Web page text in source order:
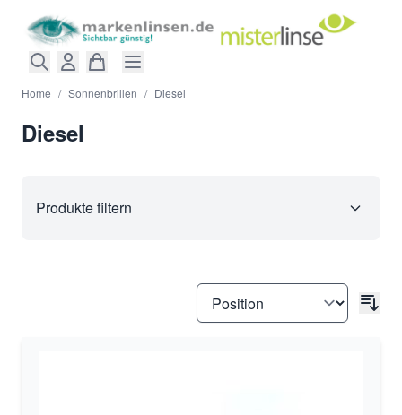
Home / Sonnenbrillen / Diesel
Diesel
Produkte filtern